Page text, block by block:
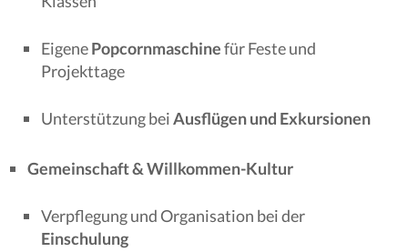
EigenePopcornmaschinefür Feste und
Projekttage
Unterstützung beiAusflügen und Exkursionen
Gemeinschaft & Willkommen-Kultur
Verpflegung und Organisation bei der
Einschulung